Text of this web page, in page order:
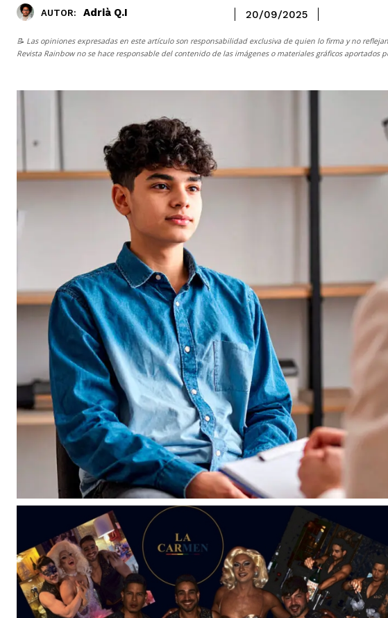
AUTOR: Adrià Q.I 20/09/2025
📝 Las opiniones expresadas en este artículo son responsabilidad exclusiva de quien lo firma y no
Revista Rainbowno se hace responsable del contenido de las imágenes o materiales gráficos aportados